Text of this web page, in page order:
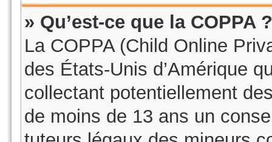
» Qu’est-ce que la COPPA ?
La COPPA (Child Online
des États-Unis d’Amérique
collectant potentiellement
de moins de 13 ans un